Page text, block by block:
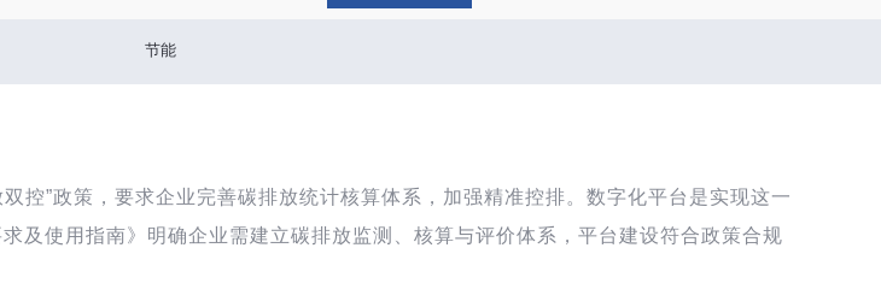
节能
控”政策，要求企业完善碳排放统计核算体系，加强精准控排。数字化平台是实现这一
及使用指南》明确企业需建立碳排放监测、核算与评价体系，平台建设符合政策合规